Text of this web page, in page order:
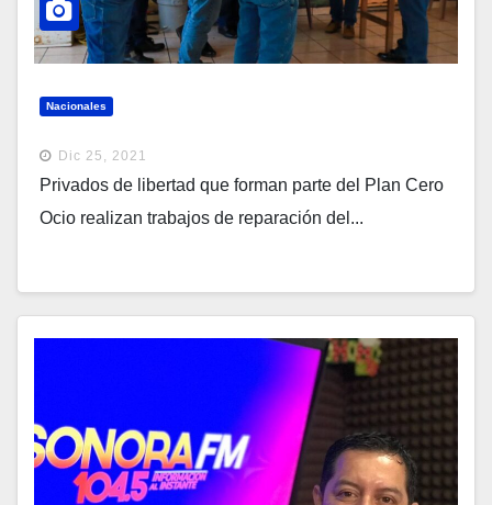
Nacionales
Dic 25, 2021
Privados de libertad que forman parte del Plan Cero
Ocio realizan trabajos de reparación del...